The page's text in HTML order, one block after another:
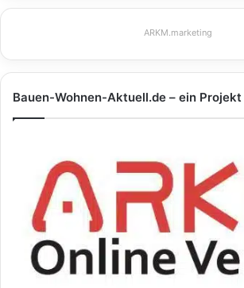
ARKM.marketing
Bauen-Wohnen-Aktuell.de – ein